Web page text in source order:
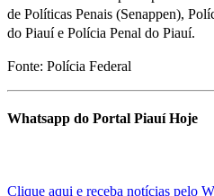
de Políticas Penais (Senappen),
do Piauí e Polícia Penal do Piauí.
Fonte: Polícia Federal
Whatsapp do Portal Piauí Hoje
Clique aqui e receba notícias pelo